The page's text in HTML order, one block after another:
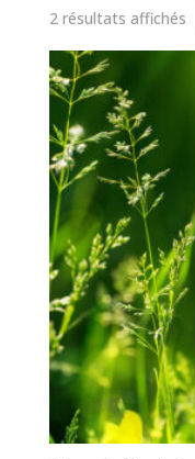
2 résultats affichés